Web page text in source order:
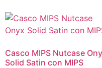
Casco MIPS Nutcase
Solid Satin con MIPS